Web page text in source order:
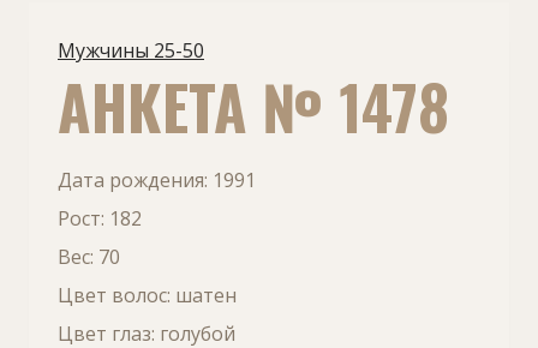
Мужчины 25-50
АНКЕТА № 1478
Дата рождения: 1991
Рост: 182
Вес: 70
Цвет волос: шатен
Цвет глаз: голубой